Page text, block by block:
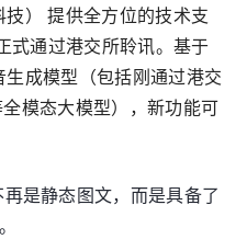
）
提供全方位的技术支
式通过港交所聆讯。基于
成模型（包括刚通过港交
模态大模型），新功能可
是静态图文，而是具备了